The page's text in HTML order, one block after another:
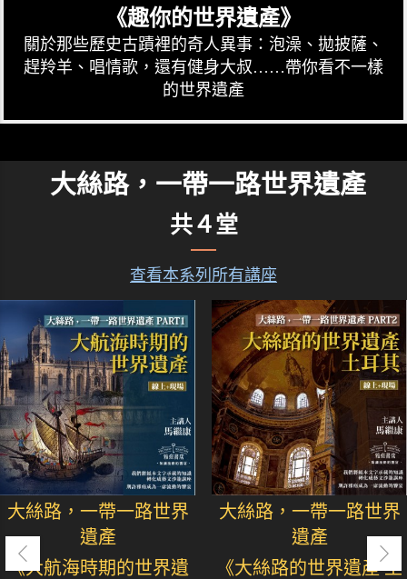
《趣你的世界遺產》
關於那些歷史古蹟裡的奇人異事：泡澡、拋披薩、
趕羚羊、唱情歌，還有健身大叔……帶你看不一樣
的世界遺產
大絲路，一帶一路世界遺產
共４堂
查看本系列所有講座
大絲路，一帶一路世界
遺產
《大航海時期的世界遺
大絲路，一帶一路世界
遺產
《大絲路的世界遺產 土